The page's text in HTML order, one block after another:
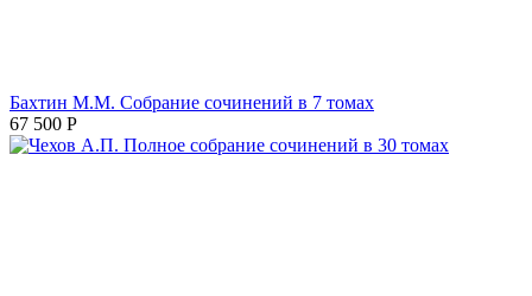
Бахтин М.М. Собрание сочинений в 7 томах
67 500 Р